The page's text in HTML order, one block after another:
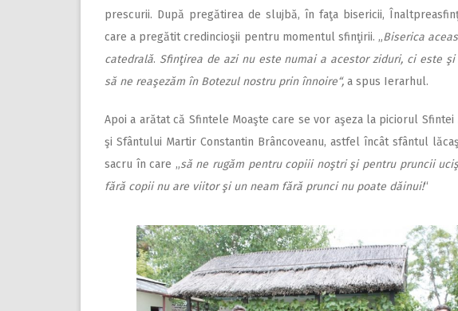
prescurii. După pregătirea de slujbă, în faţa bisericii,
care a pregătit credincioşii pentru momentul sfinţirii. „Biserica
catedrală. Sfinţirea de azi nu este numai a acestor ziduri, ci este
să ne reaşezăm în Botezul nostru prin înnoire“, a spus Ierarhul.
Apoi a arătat că Sfintele Moaşte care se vor aşeza la piciorul
şi Sfântului Martir Constantin Brâncoveanu, astfel încât sfântul
sacru în care „să ne rugăm pentru copiii noştri şi pentru pruncii
fără copii nu are viitor şi un neam fără prunci nu poate dăinui!“